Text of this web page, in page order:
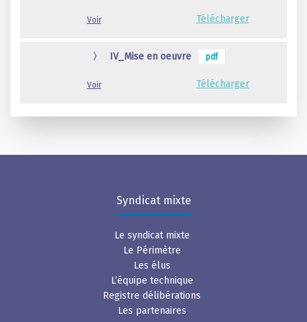
Télécharger
Voir
〉 IV_Mise en oeuvre pdf
Télécharger
Voir
Syndicat mixte
Le syndicat mixte
Le Périmètre
Les élus
L’équipe technique
Registre délibérations
Les partenaires